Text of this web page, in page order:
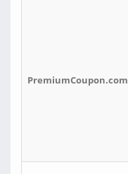
PremiumCoupon.com